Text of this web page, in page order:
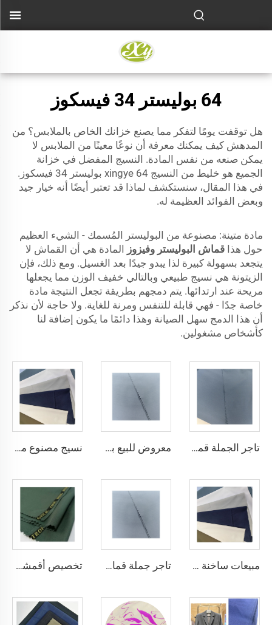
64 بوليستر 34 فيسكوز
هل توقفت يومًا لتفكر مما يصنع خزانك الخاص بالملابس؟ من
المدهش كيف يمكنك معرفة أن نوعًا معينًا من الملابس لا
يمكن صنعه من نفس المادة. النسيج المفضل في خزانة
الجميع هو خليط من النسيج xingye 64 بوليستر 34 فيسكوز.
في هذا المقال، سنستكشف لماذا قد تعتبر أيضًا أنه خيار جيد
وبعض الفوائد العظيمة له.
مادة متينة: مصنوعة من البوليستر المُسمك - الشيء العظيم
حول هذا قماش البوليستر وفيزوز
المادة هي أن القماش لا
يتجعد بسهولة كبيرة لذا يبدو جيدًا بعد الغسيل. ومع ذلك، فإن
الزيتونة هي نسيج طبيعي وبالتالي خفيف الوزن مما يجعلها
مريحة عند ارتدائها. يتم دمجهم بطريقة تجعل النتيجة مادة
خاصة جدًا - فهي قابلة للتنفس ومرنة للغاية. ولا حاجة لأن نذكر
أن هذا الدمج سهل الصيانة وهذا دائمًا ما يكون إضافة لنا
كأشخاص مشغولين.
تاجر الجملة قماش ثوب عربي رخيص الميكرو فايبر للرجال، قماش بوليستر مشغول، تويبو قماش قميص ثوب عربي معروض للبيع بسعر منخفض قماش ثوب عربي لثوب أربعة قطع قميص وسروال، قماش بوليستر تويبو ميكرو فايبر نسيج مصنوع من الألياف الدقيقة البلاستيكية Toyobo بقياس 100T نسيج عادي
مبيعات ساخنة قماش الثوب العربي للألياف الدقيقة للرجال قماش بوليستر مجوف قماش toyobo قميص ثوب عربي تاجر جملة قماش الألياف الدقيقة للرجال قماش بوليستر مجوف قماش toyobo قميص ثوب عربي تخصيص أقمشة بدلات مزيج البوليستر والفيزاوس مع حافة إنجليزية